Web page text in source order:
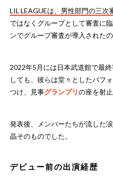
LIL LEAGUEは、男性部門の三次
ではなくグループとして審査に
ンでグループ審査が導入された
2022年5月には日本武道館で最
しても、彼らは堂々としたパフ
つけ、見事グランプリの座を射止
発表後、メンバーたちが流した
晶そのものでした。
デビュー前の出演経歴